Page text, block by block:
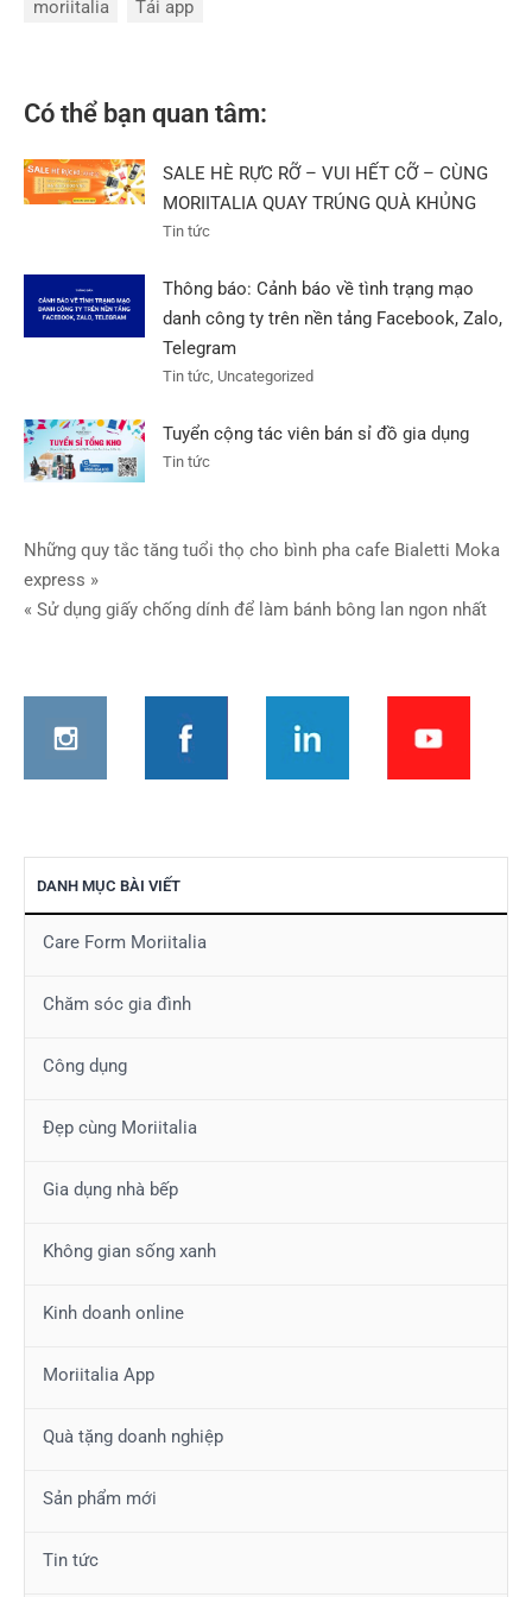
moriitalia Tải app
Có thể bạn quan tâm:
SALE HÈ RỰC RỠ – VUI HẾT CỠ – CÙNG
MORIITALIA QUAY TRÚNG QUÀ KHỦNG
Tin tức
Thông báo: Cảnh báo về tình trạng mạo
danh công ty trên nền tảng Facebook, Zalo,
Telegram
Tin tức, Uncategorized
Tuyển cộng tác viên bán sỉ đồ gia dụng
Tin tức
Điều
hướng
viết
Những quy tắc tăng tuổi thọ cho bình pha cafe Bialetti Moka
express »
« Sử dụng giấy chống dính để làm bánh bông lan ngon nhất
DANH MỤC BÀI VIẾT
Care Form Moriitalia
Chăm sóc gia đình
Công dụng
Đẹp cùng Moriitalia
Gia dụng nhà bếp
Không gian sống xanh
Kinh doanh online
Moriitalia App
Quà tặng doanh nghiệp
Sản phẩm mới
Tin tức